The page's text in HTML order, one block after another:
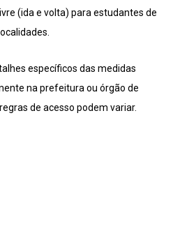
(ida e volta) para estudantes de
específicos das medidas
na prefeitura ou órgão de
de acesso podem variar.